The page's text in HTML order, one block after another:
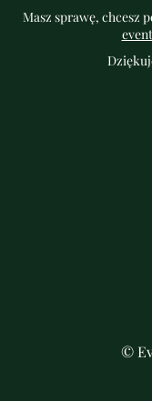
Masz sprawę, chcesz
©